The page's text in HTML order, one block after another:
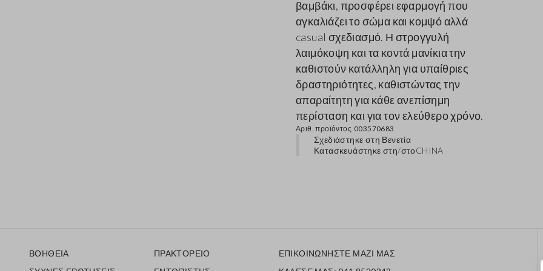
βαμβάκι, προσφέρει εφαρμογή που
αγκαλιάζει το σώμα και κομψό αλλά
casual σχεδιασμό. Η στρογγυλή
λαιμόκοψη και τα κοντά μανίκια την
καθιστούν κατάλληλη για υπαίθριες
δραστηριότητες, καθιστώντας την
απαραίτητη για κάθε ανεπίσημη
περίσταση και για τον ελεύθερο χρόνο.
Αριθ. προϊόντος 003570683
Σχεδιάστηκε στη Βενετία
Κατασκευάστηκε στη/στοCHINA
ΒΟΗΘΕΙΑ
ΠΡΑΚΤΟΡΕΙΟ
ΕΠΙΚΟΙΝΩΝΗΣΤΕ ΜΑΖΙ ΜΑΣ